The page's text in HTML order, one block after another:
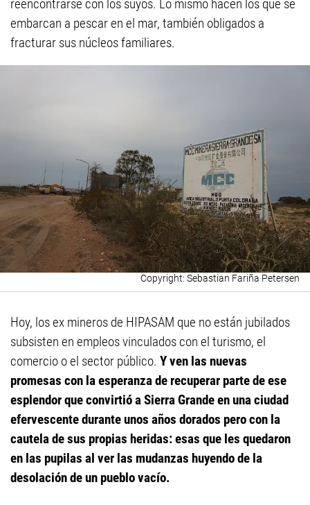
reencontrarse con los suyos. Lo mismo hacen los que se
embarcan a pescar en el mar, también obligados a
fracturar sus núcleos familiares.
Sebastian Fariña Petersen
Hoy, los ex mineros de HIPASAM que no están jubilados
subsisten en empleos vinculados con el turismo, el
comercio o el sector público. Y ven las nuevas
promesas con la esperanza de recuperar parte de ese
esplendor que convirtió a Sierra Grande en una ciudad
efervescente durante unos años dorados pero con la
cautela de sus propias heridas: esas que les quedaron
en las pupilas al ver las mudanzas huyendo de la
desolación de un pueblo vacío.